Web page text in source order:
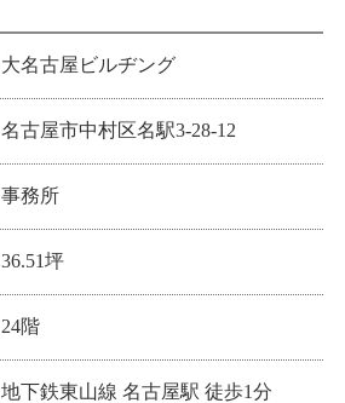
大名古屋ビルヂング
名古屋市中村区名駅3-28-12
事務所
36.51坪
24階
地下鉄東山線 名古屋駅 徒歩1分